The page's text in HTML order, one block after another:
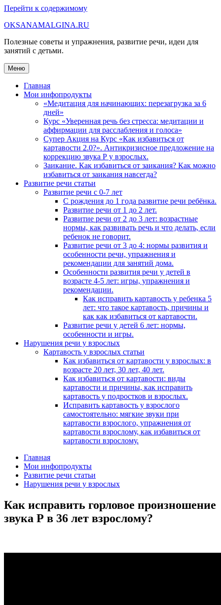
Перейти к содержимому
OKSANAMALGINA.RU
Полезные советы и упражнения, развитие речи, идеи для
занятий с детьми.
Меню
Главная
Мои инфопродукты
«Медитация для начинающих: перезагрузка за 6
дней»
Курс «Уверенная речь без стресса: медитации и
аффирмации для расслабления и голоса»
Супер Акция на Курс «Как избавиться от
картавости 2.0?». Антикризисное предложение на
коррекцию звука Р у взрослых.
Заикание. Как избавиться от заикания? Как можно
избавиться от заикания навсегда?
Развитие речи статьи
Развитие речи с 0-7 лет
С рождения до 1 года развитие речи ребёнка.
Развитие речи от 1 до 2 лет.
Развитие речи от 2 до 3 лет: возрастные
нормы, как развивать речь и что делать, если
ребенок не говорит.
Развитие речи от 3 до 4: нормы развития и
особенности речи, упражнения и
рекомендации для занятий дома.
Особенности развития речи у детей в
возрасте 4-5 лет: игры, упражнения и
рекомендации.
Как исправить картавость у ребенка 5
лет: что такое картавость, причины и
как как избавиться от картавости.
Развитие речи у детей 6 лет: нормы,
особенности и игры.
Нарушения речи у взрослых
Картавость у взрослых статьи
Как избавиться от картавости у взрослых: в
возрасте 20 лет, 30 лет, 40 лет.
Как избавиться от картавости: виды
картавости и причины, как исправить
картавость у подростков и взрослых.
Исправить картавость у взрослого
самостоятельно: мягкие звуки при
картавости взрослого, упражнения от
картавости взрослому, как избавиться от
картавости взрослому.
Главная
Мои инфопродукты
Развитие речи статьи
Нарушения речи у взрослых
Как исправить горловое произношение
звука Р в 36 лет взрослому?